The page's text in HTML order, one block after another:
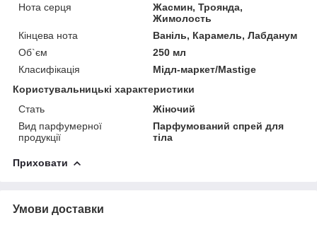
Нота серця
Жасмин, Троянда,
Жимолость
Кінцева нота
Ваніль, Карамель, Лабданум
Об`єм
250 мл
Класифікація
Мідл-маркет/Mastige
Користувальницькі характеристики
Стать
Жіночий
Вид парфумерної
продукції
Парфумований спрей для
тіла
Приховати
Умови доставки